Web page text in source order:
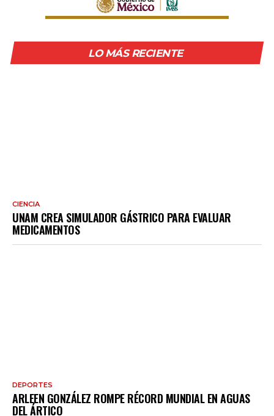
LO MÁS RECIENTE
CIENCIA
UNAM CREA SIMULADOR GÁSTRICO PARA EVALUAR
MEDICAMENTOS
DEPORTES
ARLEEN GONZÁLEZ ROMPE RÉCORD MUNDIAL EN AGUAS
DEL ÁRTICO